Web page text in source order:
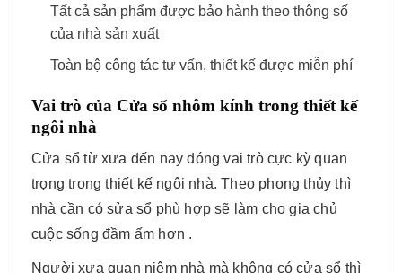
Tất cả sản phẩm được bảo hành theo thông số
của nhà sản xuất
Toàn bộ công tác tư vấn, thiết kế được miễn phí
Vai trò của Cửa sổ nhôm kính trong thiết kế
ngôi nhà
Cửa sổ từ xưa đến nay đóng vai trò cực kỳ quan
trọng trong thiết kế ngôi nhà. Theo phong thủy thì
nhà cần có sửa sổ phù hợp sẽ làm cho gia chủ
cuộc sống đầm ấm hơn .
Người xưa quan niệm nhà mà không có cửa sổ thì